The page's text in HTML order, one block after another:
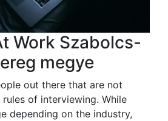
Work Szabolcs-
megye
out there that are not
of interviewing. While
depending on the industry,